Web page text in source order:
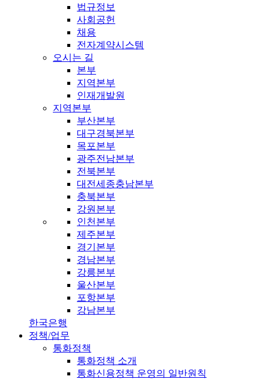
법규정보
사회공헌
채용
전자계약시스템
오시는 길
본부
지역본부
인재개발원
지역본부
부산본부
대구경북본부
목포본부
광주전남본부
전북본부
대전세종충남본부
충북본부
강원본부
인천본부
제주본부
경기본부
경남본부
강릉본부
울산본부
포항본부
강남본부
한국은행
정책/업무
통화정책
통화정책 소개
통화신용정책 운영의 일반원칙